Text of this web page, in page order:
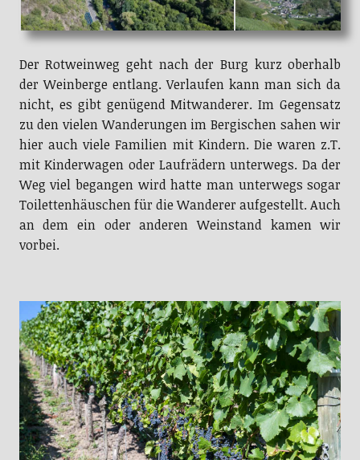
Der Rotweinweg geht nach der Burg kurz oberhalb
der Weinberge entlang. Verlaufen kann man sich da
nicht, es gibt genügend Mitwanderer. Im Gegensatz
zu den vielen Wanderungen im Bergischen sahen wir
hier auch viele Familien mit Kindern. Die waren z.T.
mit Kinderwagen oder Laufrädern unterwegs. Da der
Weg viel begangen wird hatte man unterwegs sogar
Toilettenhäuschen für die Wanderer aufgestellt. Auch
an dem ein oder anderen Weinstand kamen wir
vorbei.